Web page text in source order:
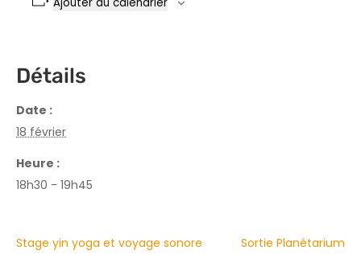
Détails
Date :
18 février
Heure :
18h30 - 19h45
Stage yin yoga et voyage sonore Sortie Planétarium